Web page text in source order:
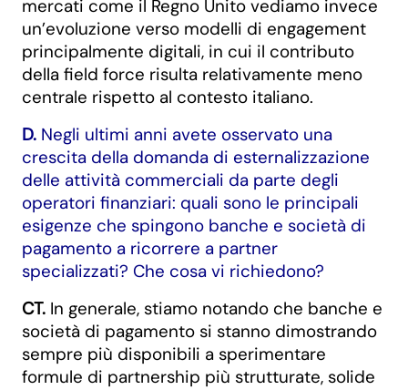
mercati come il Regno Unito vediamo invece
un’evoluzione verso modelli di engagement
principalmente digitali, in cui il contributo
della field force risulta relativamente meno
centrale rispetto al contesto italiano.
D. Negli ultimi anni avete osservato una
crescita della domanda di esternalizzazione
delle attività commerciali da parte degli
operatori finanziari: quali sono le principali
esigenze che spingono banche e società di
pagamento a ricorrere a partner
specializzati? Che cosa vi richiedono?
CT. In generale, stiamo notando che banche e
società di pagamento si stanno dimostrando
sempre più disponibili a sperimentare
formule di partnership più strutturate, solide